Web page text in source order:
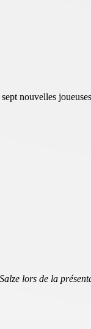
nouvelles
lors de la